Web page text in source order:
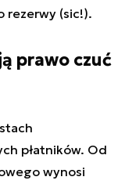
rezerwy (sic!).
prawo czuć
płatników. Od
wynosi